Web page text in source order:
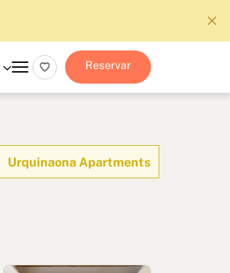
Reservar
Urquinaona Apartments